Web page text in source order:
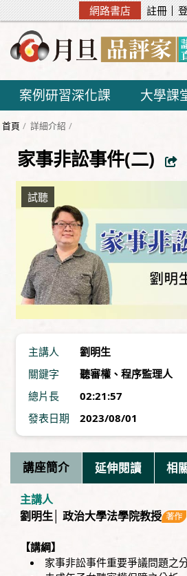
網路書店 註冊
案例研習深化課 大學課
首頁 詳細介紹
家事非訟事件(二)
主講人
劉明生
關鍵字
聽審權 、 程序監理人
總片長
02:21:57
發表日期
2023/08/01
講座簡介 延伸閱讀 相
主講人
劉明生│ 政治大學法學院教授
【講綱】
家事非訟事件重要爭議問題之